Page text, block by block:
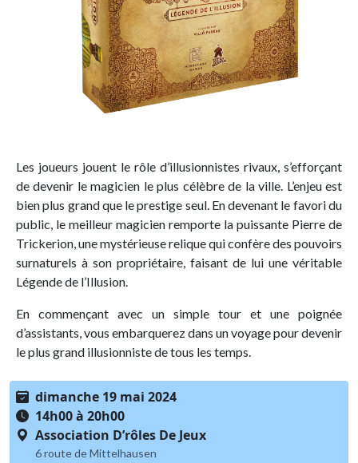
Les joueurs jouent le rôle d’illusionnistes rivaux, s’efforçant
de devenir le magicien le plus célèbre de la ville. L’enjeu est
bien plus grand que le prestige seul. En devenant le favori du
public, le meilleur magicien remporte la puissante Pierre de
Trickerion, une mystérieuse relique qui confère des pouvoirs
surnaturels à son propriétaire, faisant de lui une véritable
Légende de l’Illusion.
En commençant avec un simple tour et une poignée
d’assistants, vous embarquerez dans un voyage pour devenir
le plus grand illusionniste de tous les temps.
dimanche 19 mai 2024
14h00 à 20h00
Association D’rôles De Jeux
6 route de Mittelhausen